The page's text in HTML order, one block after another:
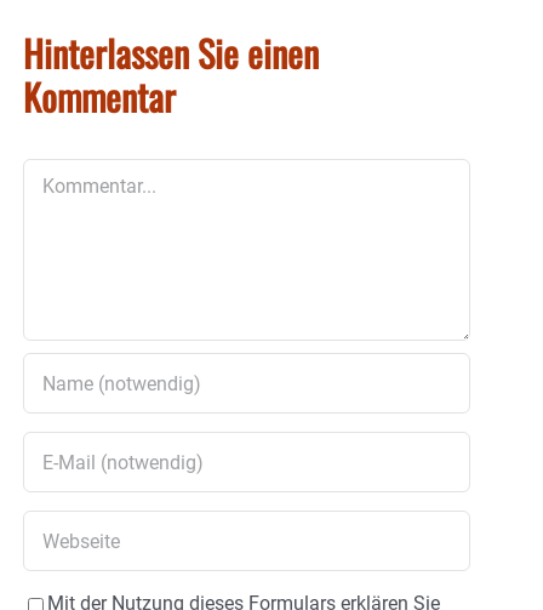
Hinterlassen Sie einen
Kommentar
Mit der Nutzung dieses Formulars erklären Sie